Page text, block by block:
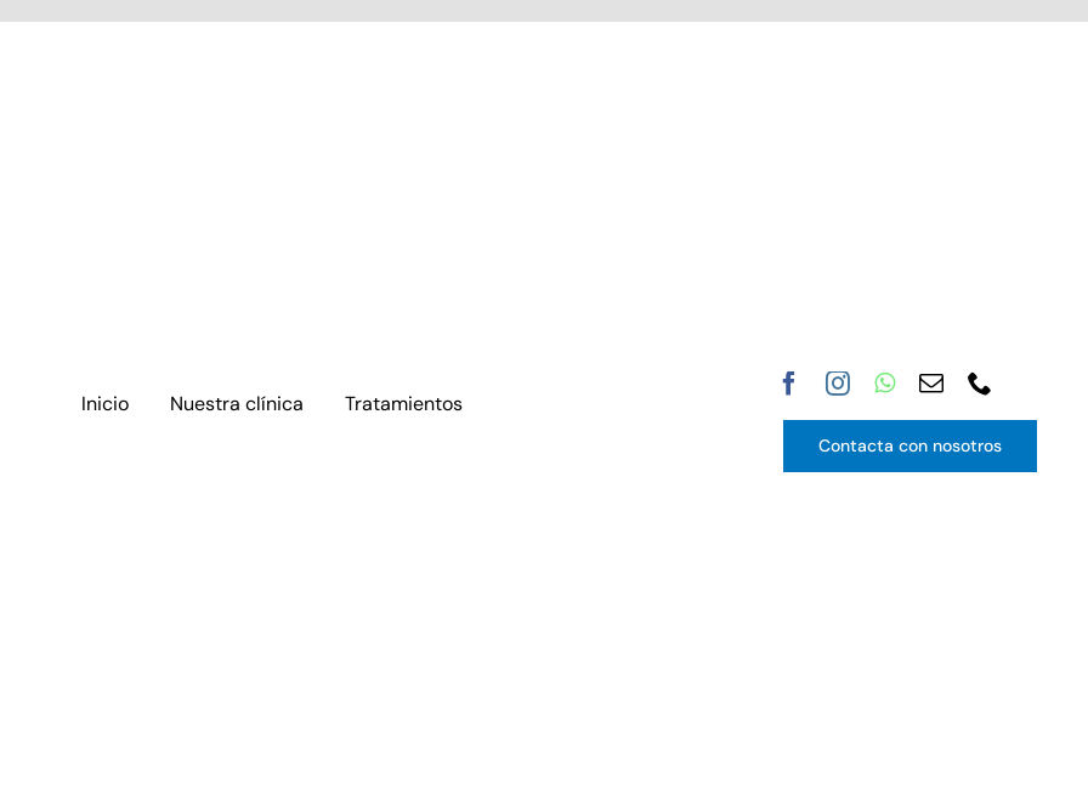
Inicio Nuestra clínica Tratamientos
Contacta con nosotros